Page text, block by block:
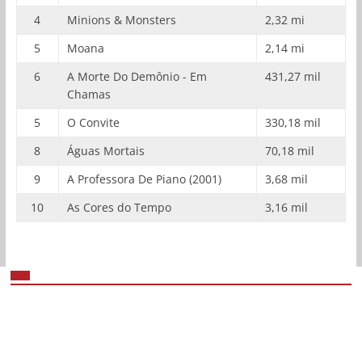
4 Minions & Monsters
2,32 mi
5
Moana
2,14 mi
6
A Morte Do Demônio - Em
Chamas
431,27 mil
5 O Convite
330,18 mil
8
Águas Mortais
70,18 mil
9
A Professora De Piano (2001)
3,68 mil
10
As Cores do Tempo 3,16 mil